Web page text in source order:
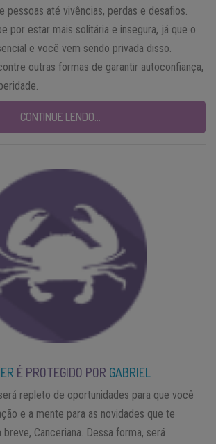
pessoas até vivências, perdas e desafios.
por estar mais solitária e insegura, já que o
e você vem sendo privada disso.
outras formas de garantir autoconfiança,
CONTINUE LENDO…
É PROTEGIDO POR GABRIEL
repleto de oportunidades para que você
e a mente para as novidades que te
Canceriana. Dessa forma, será